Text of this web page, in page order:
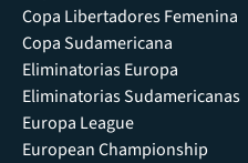
Copa Libertadores Femenina
Copa Sudamericana
Eliminatorias Europa
Eliminatorias Sudamericanas
Europa League
European Championship